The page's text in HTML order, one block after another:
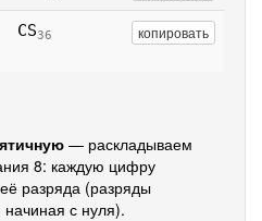
CS36 копировать
— раскладываем
8: каждую цифру
разряда (разряды
с нуля).